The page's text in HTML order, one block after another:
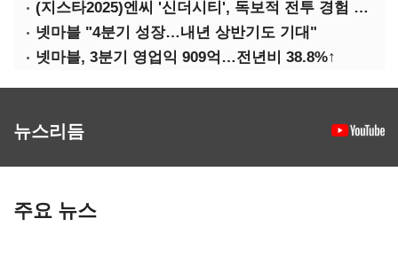
(지스타2025)엔씨 '신더시티', 독보적 전투 경험 필요
넷마블 "4분기 성장…내년 상반기도 기대"
넷마블, 3분기 영업익 909억…전년비 38.8%↑
뉴스리듬
주요 뉴스